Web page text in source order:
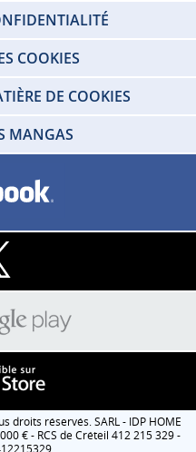
COOKIES
DE COOKIES
MANGAS
droits réservés. SARL - IDP HOME
€ - RCS de Créteil 412 215 329 -